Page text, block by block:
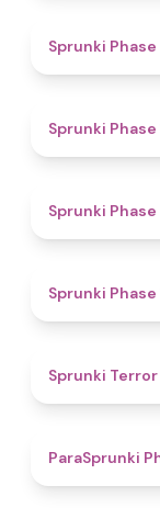
Sprunki
Sprunki Phase
Sprunki
Sprunki Phase
Sprunki
ParaSprunki